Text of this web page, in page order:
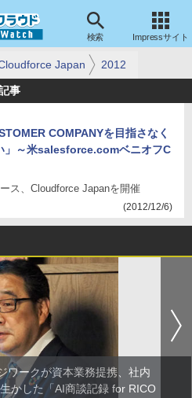
検索 Impressサイト
Japan 2012
事
COMPANYを目指さなく
」～米salesforce.comベニオフC
ス、Cloudforce Japanを開催
(2012/12/6)
ワークが資本業務提携、社内
かした「AI商談記録 for RICO